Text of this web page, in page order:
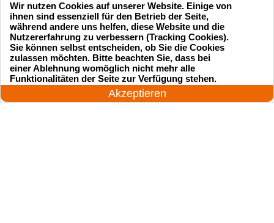
24 Stunden am Tag
Akzeptieren
Wir nutzen Cookies auf unserer Website. Einige von
ihnen sind essenziell für den Betrieb der Seite,
während andere uns helfen, diese Website und die
Nutzererfahrung zu verbessern (Tracking Cookies).
Sie können selbst entscheiden, ob Sie die Cookies
zulassen möchten. Bitte beachten Sie, dass bei
einer Ablehnung womöglich nicht mehr alle
Funktionalitäten der Seite zur Verfügung stehen.